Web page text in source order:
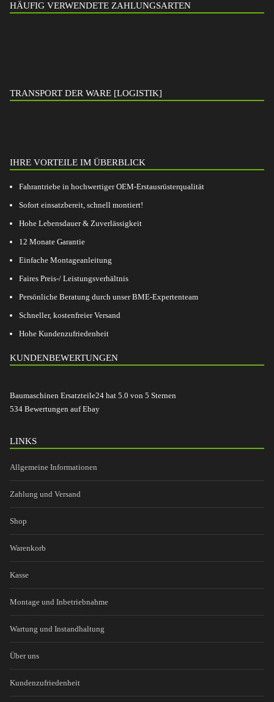
HÄUFIG VERWENDETE ZAHLUNGSARTEN
TRANSPORT DER WARE [LOGISTIK]
IHRE VORTEILE IM ÜBERBLICK
Fahrantriebe in hochwertiger OEM-Erstausrüsterqualität
Sofort einsatzbereit, schnell montiert!
Hohe Lebensdauer & Zuverlässigkeit
12 Monate Garantie
Einfache Montageanleitung
Faires Preis-/ Leistungsverhältnis
Persönliche Beratung durch unser BME-Expertenteam
Schneller, kostenfreier Versand
Hohe Kundenzufriedenheit
KUNDENBEWERTUNGEN
Baumaschinen Ersatzteile24 hat 5.0 von 5 Sternen
534 Bewertungen auf Ebay
LINKS
Allgemeine Informationen
Zahlung und Versand
Shop
Warenkorb
Kasse
Montage und Inbetriebnahme
Wartung und Instandhaltung
Über uns
Kundenzufriedenheit